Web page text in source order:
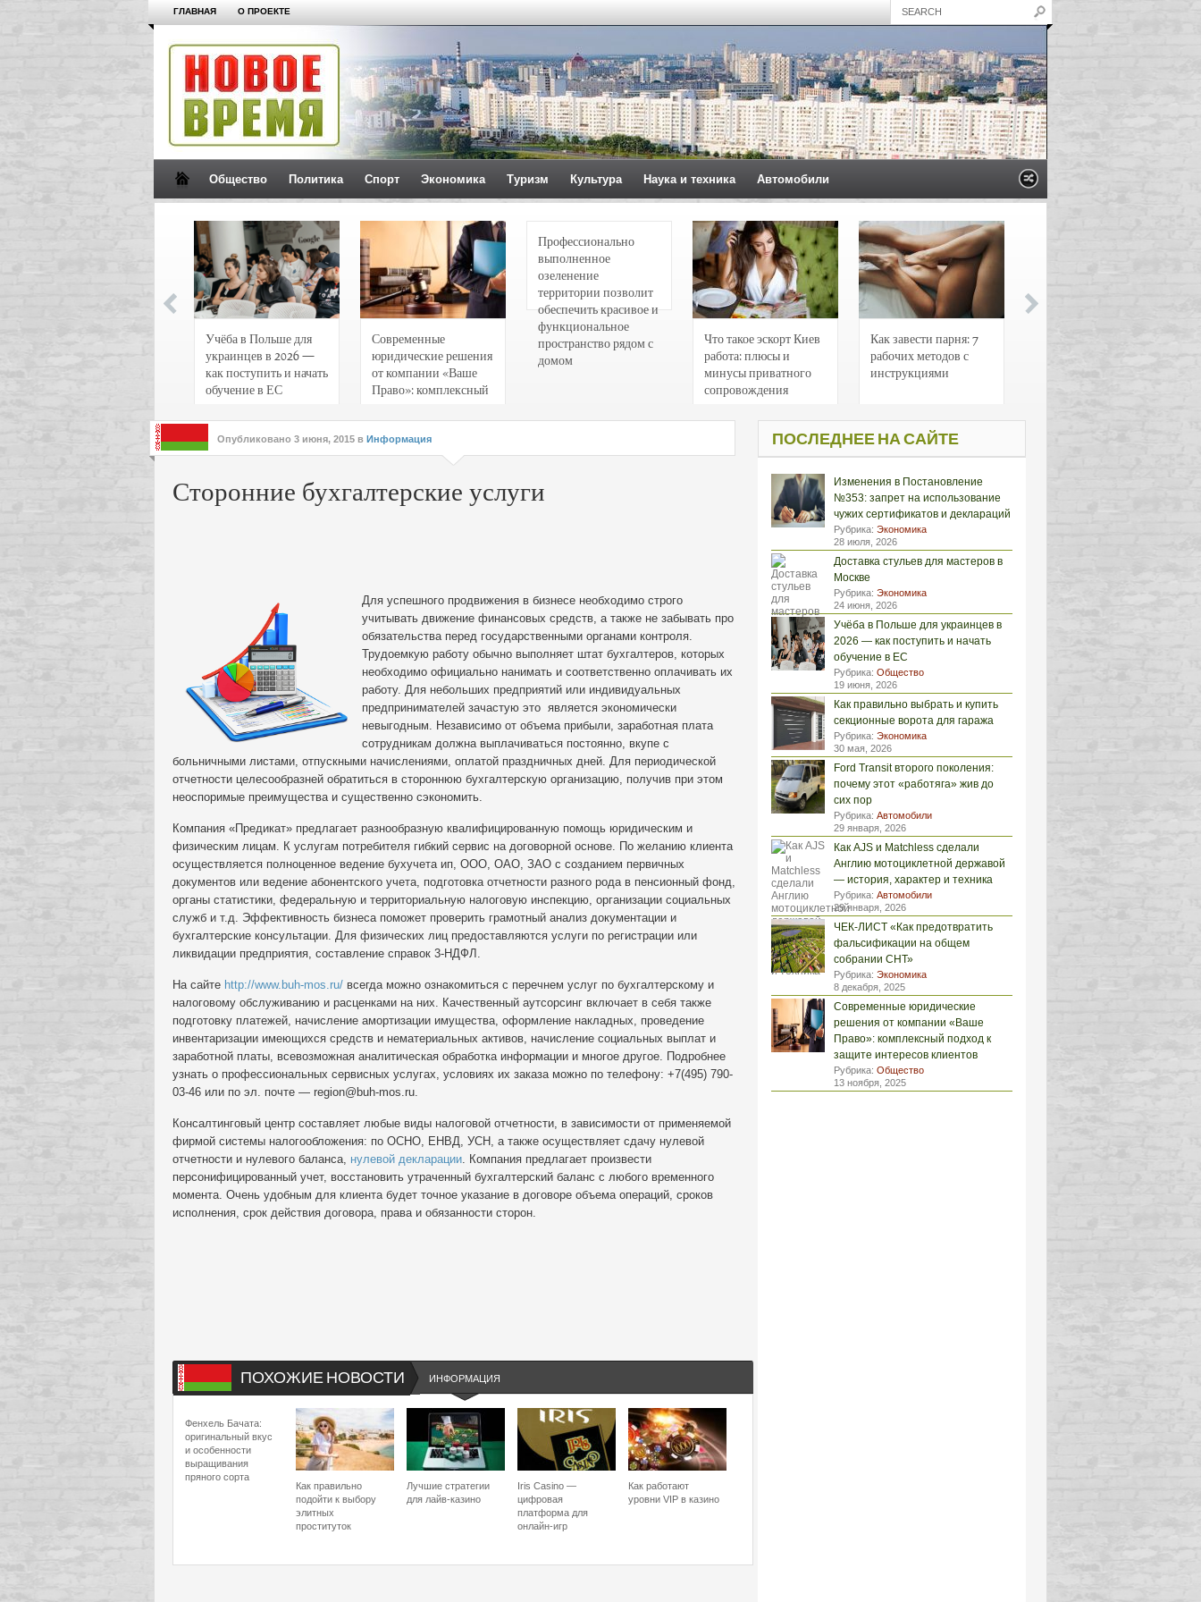
ГЛАВНАЯ О ПРОЕКТЕ
Общество Политика Спорт Экономика Туризм Культура Наука и техника Автомобили
Учёба в Польше для
украинцев в 2026 —
как поступить и начать
обучение в ЕС
Современные
юридические решения
от компании «Ваше
Право»: комплексный
интересов клиентов
Профессионально
выполненное
озеленение
территории позволит
обеспечить красивое и
функциональное
пространство рядом с
домом
Что такое эскорт Киев
работа: плюсы и
минусы приватного
сопровождения
Как завести парня: 7
рабочих методов с
инструкциями
Опубликовано 3 июня, 2015 в Информация
Сторонние бухгалтерские услуги
Для успешного продвижения в бизнесе необходимо строго
учитывать движение финансовых средств, а также не забывать про
обязательства перед государственными органами контроля.
Трудоемкую работу обычно выполняет штат бухгалтеров, которых
необходимо официально нанимать и соответственно оплачивать их
работу. Для небольших предприятий или индивидуальных
предпринимателей зачастую это является экономически
невыгодным. Независимо от объема прибыли, заработная плата
сотрудникам должна выплачиваться постоянно, вкупе с
больничными листами, отпускными начислениями, оплатой праздничных дней. Для периодической
отчетности целесообразней обратиться в стороннюю бухгалтерскую организацию, получив при этом
неоспоримые преимущества и существенно сэкономить.
Компания «Предикат» предлагает разнообразную квалифицированную помощь юридическим и
физическим лицам. К услугам потребителя гибкий сервис на договорной основе. По желанию клиента
осуществляется полноценное ведение бухучета ип, ООО, ОАО, ЗАО с созданием первичных
документов или ведение абонентского учета, подготовка отчетности разного рода в пенсионный фонд,
органы статистики, федеральную и территориальную налоговую инспекцию, организации социальных
служб и т.д. Эффективность бизнеса поможет проверить грамотный анализ документации и
бухгалтерские консультации. Для физических лиц предоставляются услуги по регистрации или
ликвидации предприятия, составление справок 3-НДФЛ.
На сайте http://www.buh-mos.ru/ всегда можно ознакомиться с перечнем услуг по бухгалтерскому и
налоговому обслуживанию и расценками на них. Качественный аутсорсинг включает в себя также
подготовку платежей, начисление амортизации имущества, оформление накладных, проведение
инвентаризации имеющихся средств и нематериальных активов, начисление социальных выплат и
заработной платы, всевозможная аналитическая обработка информации и многое другое. Подробнее
узнать о профессиональных сервисных услугах, условиях их заказа можно по телефону: +7(495) 790-
03-46 или по эл. почте — region@buh-mos.ru.
Консалтинговый центр составляет любые виды налоговой отчетности, в зависимости от применяемой
фирмой системы налогообложения: по ОСНО, ЕНВД, УСН, а также осуществляет сдачу нулевой
отчетности и нулевого баланса, нулевой декларации. Компания предлагает произвести
персонифицированный учет, восстановить утраченный бухгалтерский баланс с любого временного
момента. Очень удобным для клиента будет точное указание в договоре объема операций, сроков
исполнения, срок действия договора, права и обязанности сторон.
ПОХОЖИЕ НОВОСТИ ИНФОРМАЦИЯ
Фенхель Бачата:
оригинальный вкус
и особенности
выращивания
пряного сорта
Как правильно
подойти к выбору
элитных
проституток
Лучшие стратегии
для лайв-казино
Iris Casino —
цифровая
платформа для
онлайн-игр
Как работают
уровни VIP в казино
ПОСЛЕДНЕЕ НА САЙТЕ
Изменения в Постановление
№353: запрет на использование
чужих сертификатов и деклараций
Рубрика: Экономика
28 июля, 2026
Доставка стульев для мастеров в
Москве
Рубрика: Экономика
24 июня, 2026
Учёба в Польше для украинцев в
2026 — как поступить и начать
обучение в ЕС
Рубрика: Общество
19 июня, 2026
Как правильно выбрать и купить
секционные ворота для гаража
Рубрика: Экономика
30 мая, 2026
Ford Transit второго поколения:
почему этот «работяга» жив до
сих пор
Рубрика: Автомобили
29 января, 2026
Как AJS и Matchless сделали
Англию мотоциклетной державой
— история, характер и техника
Рубрика: Автомобили
29 января, 2026
ЧЕК-ЛИСТ «Как предотвратить
фальсификации на общем
собрании СНТ»
Рубрика: Экономика
8 декабря, 2025
Современные юридические
решения от компании «Ваше
Право»: комплексный подход к
защите интересов клиентов
Рубрика: Общество
13 ноября, 2025